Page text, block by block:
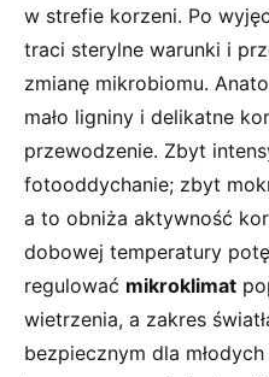
w strefie korzeni. Po
traci sterylne warunki i
zmianę mikrobiomu.
mało ligniny i delikatne
przewodzenie. Zbyt
fotooddychanie; zbyt
a to obniża aktywność
dobowej temperatury
regulować mikroklimat
wietrzenia, a zakres
bezpiecznym dla